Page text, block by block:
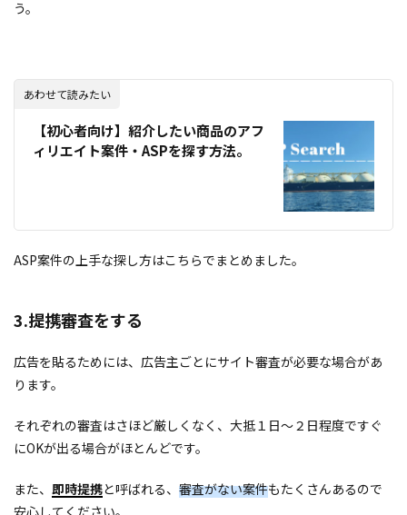
う。
あわせて読みたい
【初心者向け】紹介したい商品のアフ
ィリエイト案件・ASPを探す方法。
ASP案件の上手な探し方はこちらでまとめました。
3.提携審査をする
広告を貼るためには、広告主ごとにサイト審査が必要な場合があ
ります。
それぞれの審査はさほど厳しくなく、大抵１日〜２日程度ですぐ
にOKが出る場合がほとんどです。
また、 即時提携と呼ばれる、 審査がない案件もたくさんあるので
安心してください。